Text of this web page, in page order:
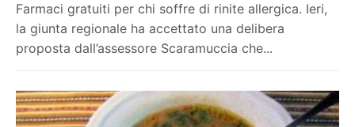
Farmaci gratuiti per chi soffre di rinite allergica. Ieri,
la giunta regionale ha accettato una delibera
proposta dall’assessore Scaramuccia che...